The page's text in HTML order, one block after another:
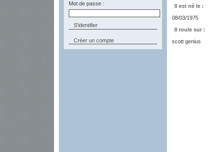
Mot de passe :
Créer un compte
Il est né le :
08/03/1975
Il roule sur :
scott genius